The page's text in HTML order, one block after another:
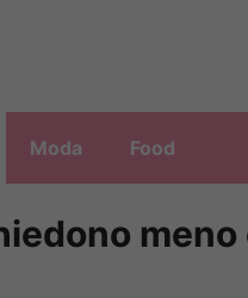
Moda Food
meno